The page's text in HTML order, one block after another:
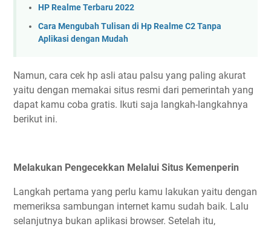
HP Realme Terbaru 2022
Cara Mengubah Tulisan di Hp Realme C2 Tanpa
Aplikasi dengan Mudah
Namun, cara cek hp asli atau palsu yang paling akurat
yaitu dengan memakai situs resmi dari pemerintah yang
dapat kamu coba gratis. Ikuti saja langkah-langkahnya
berikut ini.
Melakukan Pengecekkan Melalui Situs Kemenperin
Langkah pertama yang perlu kamu lakukan yaitu dengan
memeriksa sambungan internet kamu sudah baik. Lalu
selanjutnya bukan aplikasi browser. Setelah itu,